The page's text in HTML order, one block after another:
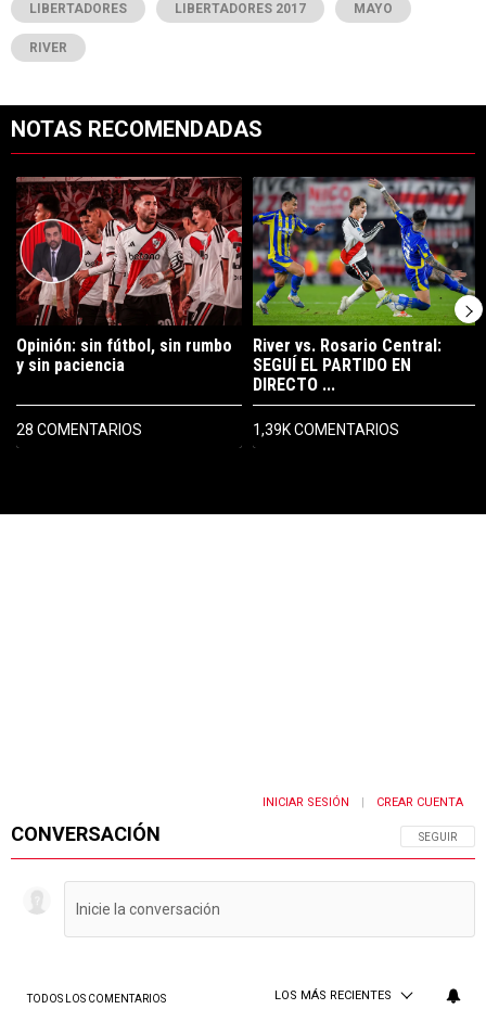
LIBERTADORES LIBERTADORES 2017 MAYO
RIVER
NOTAS RECOMENDADAS
Un artículo de tendencia con el título "Opinión: sin fútbol, sin rumbo
Opinión: sin fútbol, sin rumbo
y sin paciencia
28 COMENTARIOS
Un artículo de tendencia con el
River vs. Rosario Central:
SEGUÍ EL PARTIDO EN
DIRECTO ...
1,39K COMENTARIOS
CONVERSACIÓN SIGA ESTA
SEGUIR
INICIAR SESIÓN CREAR CUENTA
TODOS LOS COMENTARIOS LOS MÁS RECIENTES